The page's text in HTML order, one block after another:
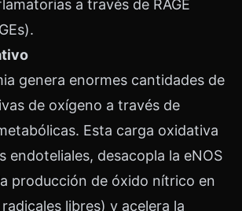
a través de RAGE
genera enormes cantidades de
de oxígeno a través de
Esta carga oxidativa
endoteliales, desacopla la eNOS
producción de óxido nítrico en
libres) y acelera la